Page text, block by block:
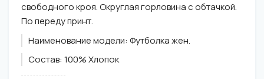
свободного кроя. Округлая горловина с обтачкой.
По переду принт.
Наименование модели: Футболка жен.
Состав: 100% Хлопок